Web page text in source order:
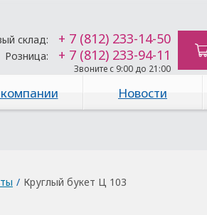
склад: + 7 (812) 233-14-50
Розница: + 7 (812) 233-94-11
Звоните с 9:00 до 21:00
Новости
/ Круглый букет Ц 103